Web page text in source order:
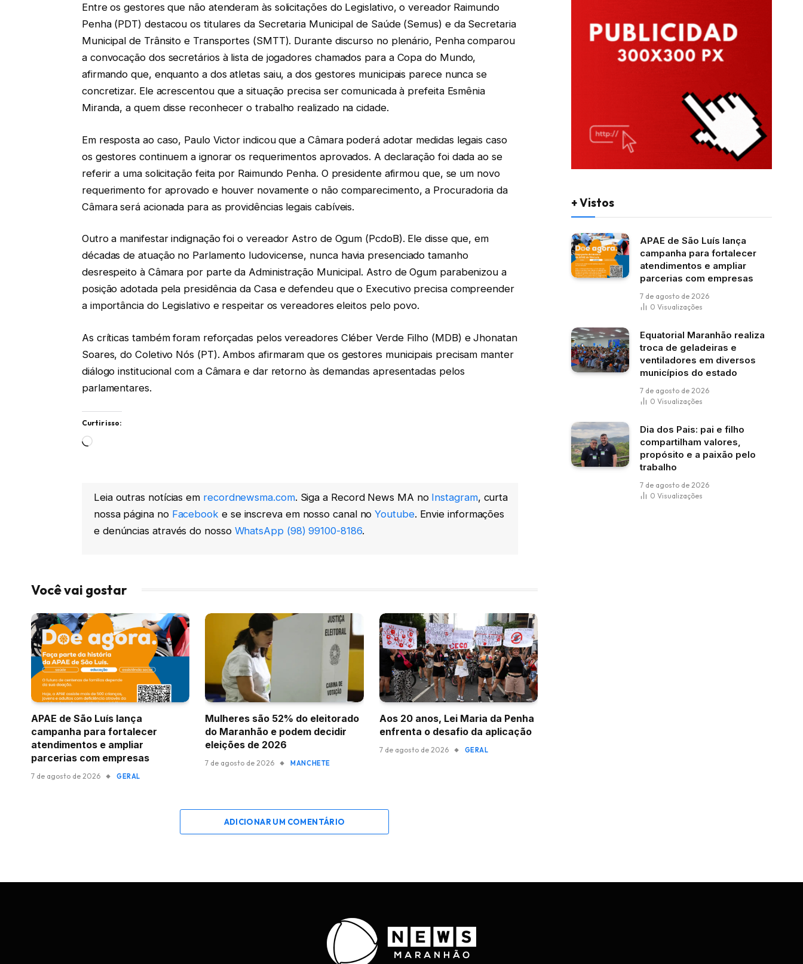
Entre os gestores que não atenderam às solicitações do Legislativo, o vereador Raimundo
Penha (PDT) destacou os titulares da Secretaria Municipal de Saúde (Semus) e da Secretaria
Municipal de Trânsito e Transportes (SMTT). Durante discurso no plenário, Penha comparou
a convocação dos secretários à lista de jogadores chamados para a Copa do Mundo,
afirmando que, enquanto a dos atletas saiu, a dos gestores municipais parece nunca se
concretizar. Ele acrescentou que a situação precisa ser comunicada à prefeita Esmênia
Miranda, a quem disse reconhecer o trabalho realizado na cidade.
Em resposta ao caso, Paulo Victor indicou que a Câmara poderá adotar medidas legais caso
os gestores continuem a ignorar os requerimentos aprovados. A declaração foi dada ao se
referir a uma solicitação feita por Raimundo Penha. O presidente afirmou que, se um novo
requerimento for aprovado e houver novamente o não comparecimento, a Procuradoria da
Câmara será acionada para as providências legais cabíveis.
Outro a manifestar indignação foi o vereador Astro de Ogum (PcdoB). Ele disse que, em
décadas de atuação no Parlamento ludovicense, nunca havia presenciado tamanho
desrespeito à Câmara por parte da Administração Municipal. Astro de Ogum parabenizou a
posição adotada pela presidência da Casa e defendeu que o Executivo precisa compreender
a importância do Legislativo e respeitar os vereadores eleitos pelo povo.
As críticas também foram reforçadas pelos vereadores Cléber Verde Filho (MDB) e Jhonatan
Soares, do Coletivo Nós (PT). Ambos afirmaram que os gestores municipais precisam manter
diálogo institucional com a Câmara e dar retorno às demandas apresentadas pelos
parlamentares.
Curtir isso:
Carregando...
Leia outras notícias em recordnewsma.com. Siga a Record News MA no Instagram, curta
nossa página no Facebook e se inscreva em nosso canal noYoutube. Envie informações
e denúncias através do nosso WhatsApp (98) 99100-8186.
Você vai gostar
APAE de São Luís lança
campanha para fortalecer
atendimentos e ampliar
parcerias com empresas
7 de agosto de 2026 GERAL
Mulheres são 52% do eleitorado
do Maranhão e podem decidir
eleições de 2026
7 de agosto de 2026 MANCHETE
Aos 20 anos, Lei Maria da Penha
enfrenta o desafio da aplicação
7 de agosto de 2026 GERAL
ADICIONAR UM COMENTÁRIO
+ Vistos
APAE de São Luís lança
campanha para fortalecer
atendimentos e ampliar
parcerias com empresas
7 de agosto de 2026
0 Visualizações
Equatorial Maranhão realiza
troca de geladeiras e
ventiladores em diversos
municípios do estado
7 de agosto de 2026
0 Visualizações
Dia dos Pais: pai e filho
compartilham valores,
propósito e a paixão pelo
trabalho
7 de agosto de 2026
0 Visualizações